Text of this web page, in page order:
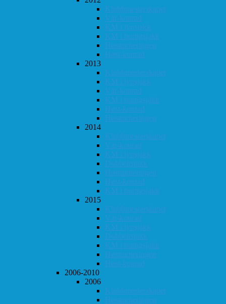
Klubbmesterskapet
Vår-konrad
KM i lynsjakk
KM i hurtigsjakk
Høstturneringen
Høst-konrad
2013
Klubbmesterskapet
KM i lynsjakk
Vår-konrad
KM i hurtigsjakk
Høst-konrad
Høstturneringen
2014
Klubbmesterskapet
Vår-konrad
KM i lynsjakk
Dobbeltsjakk
Høstturneringen
Høst-konrad
KM i hurtigsjakk
2015
Klubbmesterskapet
Vår-konrad
KM i lynsjakk
Dobbeltsjakk
KM i hurtigsjakk
Høstturneringen
Høst-konrad
2006-2010
2006
Klubbmesterskapet
Høstturneringen